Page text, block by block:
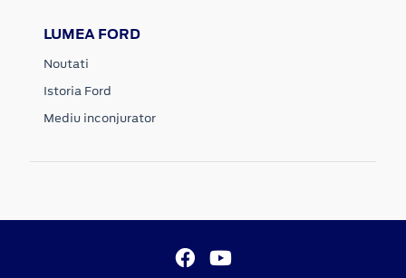
LUMEA FORD
Noutati
Istoria Ford
Mediu inconjurator